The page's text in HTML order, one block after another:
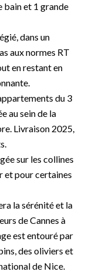
bain et 1 grande
dans un
aux normes RT
en restant en
du 3
au sein de la
Livraison 2025,
sur les collines
et pour certaines
la sérénité et la
de Cannes à
est entouré par
des oliviers et
de Nice.